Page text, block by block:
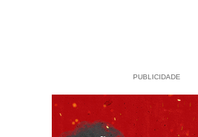
PUBLICIDADE